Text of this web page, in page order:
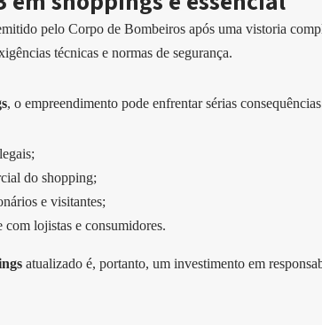
pelo Corpo de Bombeiros após uma vistoria
técnicas e normas de segurança.
, o empreendimento pode enfrentar sérias
do shopping;
e visitantes;
com lojistas e consumidores.
atualizado é, portanto, um investimento em